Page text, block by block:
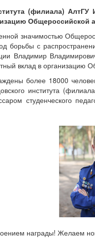
(филиала)
значимостью
борьбы с
Владимир
вклад в
более 18000
института
студенческого
награды! Желаем